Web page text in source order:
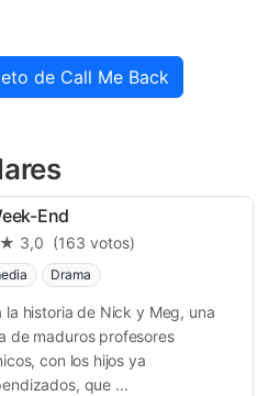
de Call Me Back
End
★ 3,0 (163 votos)
Drama
la historia de Nick y Meg, una
de maduros profesores
con los hijos ya
que ...